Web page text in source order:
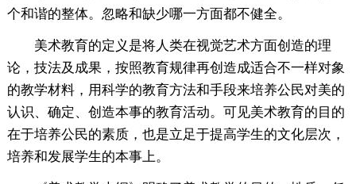
个和谐的整体。忽略和缺少哪一方面都不健全。
美术教育的定义是将人类在视觉艺术方面创造的理
论，技法及成果，按照教育规律再创造成适合不一样对象
的教学材料，用科学的教育方法和手段来培养公民对美的
认识、确定、创造本事的教育活动。可见美术教育的目的
在于培养公民的素质，也是立足于提高学生的文化层次，
培养和发展学生的本事上。